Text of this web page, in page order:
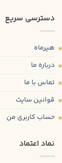
دسترسی سریع
هیرماه
درباره ما
تماس با ما
قوانین سایت
حساب کاربری من
نماد اعتماد